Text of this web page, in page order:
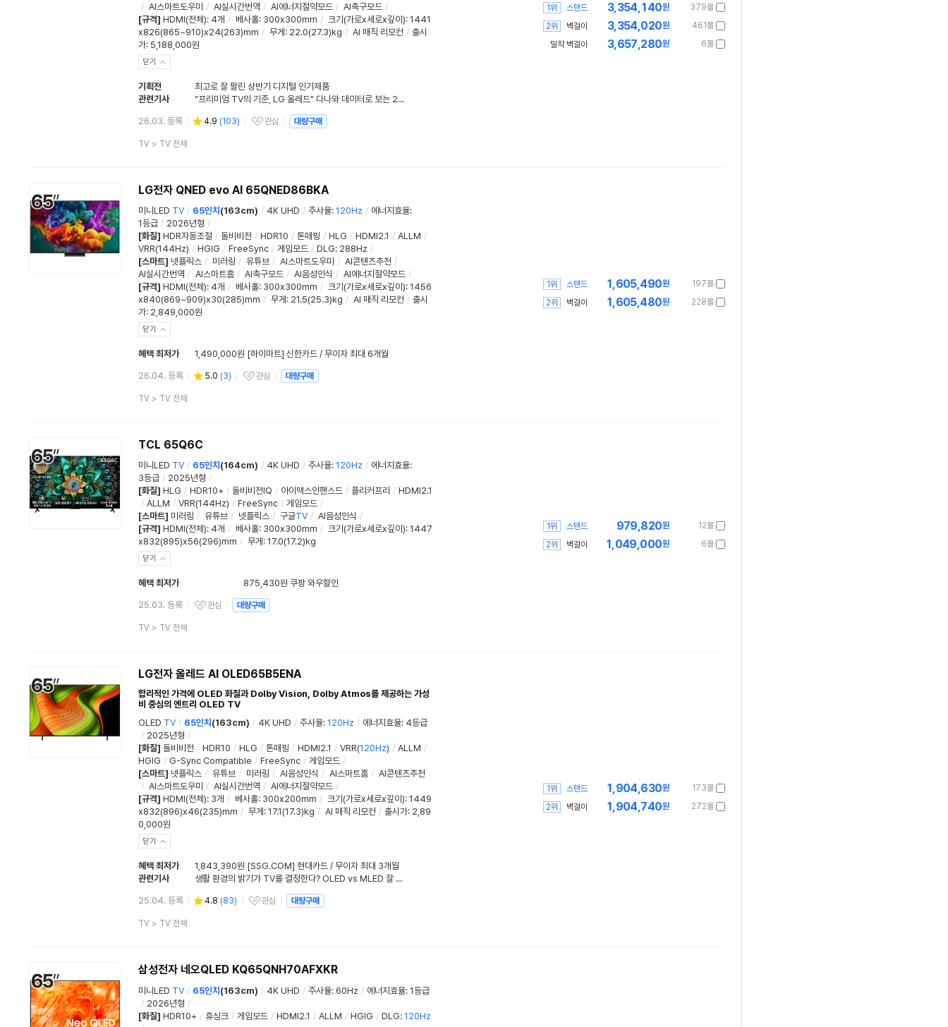
/ AI스마트도우미 / AI실시간번역 / AI에너지절약모드 / AI축구모드 /
[규격] HDMI(전체): 4개 / 베사홀: 300x300mm / 크기(가로x세로x깊이): 1441
x826(865~910)x24(263)mm / 무게 : 22.0(27.3)kg / AI 매직 리모컨 / 출시
가: 5,188,000원
닫기
기획전
최고로 잘 팔린 상반기 디지털 인기제품
관련기사
"프리미엄 TV의 기준, LG 올레드" 다나와 데이터로 보는 2026 TV 구매가이드
26.03. 등록 4.9 (103)
관심상품
관심 대량구매
상
TV> TV 전체
379몰
3,354,140원
1위
스탠드
461몰
3,354,020원
2위
벽걸이
6몰
3,657,280원
밀착 벽걸이
LG전자 QNED evo AI 65QNED86BKA
미니LED TV / 65인치 (163cm) / 4K UHD / 주사율: 120Hz / 에너지효율:
1등급 / 2026년형 /
[화질] HDR자동조절 / 돌비비전 / HDR10 / 톤매핑 / HLG / HDMI2.1 / ALLM /
VRR(144Hz) / HGIG / FreeSync / 게임모드 / DLG: 288Hz /
[스마트] 넷플릭스 / 미러링 / 유튜브 / AI스마트도우미 / AI콘텐츠추천 /
AI실시간번역 / AI스마트홈 / AI축구모드 / AI음성인식 / AI에너지절약모드 /
[규격] HDMI(전체): 4개 / 베사홀: 300x300mm / 크기(가로x세로x깊이): 1456
x840(869~909)x30(285)mm / 무게 : 21.5(25.3)kg / AI 매직 리모컨 / 출시
가: 2,849,000원
닫기
혜택 최저가 1,490,000원 [하이마트] 신한카드 / 무이자 최대 6개월
26.04. 등록 5.0 (3)
관심상품
관심 대량구매
상
TV> TV 전체
197몰
1,605,490원
1위
스탠드
228몰
1,605,480원
2위 벽걸이
TCL 65Q6C
미니LED TV / 65인치 (164cm) / 4K UHD / 주사율: 120Hz / 에너지효율:
3등급 / 2025년형 /
[화질] HLG / HDR10+ / 돌비비전IQ / 아이맥스인핸스드 / 플리커프리 / HDMI2.1
/ ALLM / VRR(144Hz) / FreeSync / 게임모드 /
[스마트] 미러링 / 유튜브 / 넷플릭스 / 구글TV / AI음성인식 /
[규격] HDMI(전체): 4개 / 베사홀: 300x300mm / 크기(가로x세로x깊이): 1447
x832(895)x56(296)mm / 무게 : 17.0(17.2)kg
닫기
혜택 최저가 875,430원 쿠팡 와우할인
25.03. 등록
관심상품
관심 대량구매
상
TV> TV 전체
12몰
979,820원
1위
스탠드
6몰
1,049,000원
2위 벽걸이
LG전자 올레드 AI OLED65B5ENA
합리적인 가격에 OLED 화질과 Dolby Vision, Dolby Atmos를 제공하는 가성
비 중심의 엔트리 OLED TV
OLED TV / 65인치 (163cm) / 4K UHD / 주사율: 120Hz / 에너지효율: 4등급
/ 2025년형 /
[화질] 돌비비전 / HDR10 / HLG / 톤매핑 / HDMI2.1 / VRR(120Hz) / ALLM /
HGIG / G-Sync Compatible / FreeSync / 게임모드 /
[스마트] 넷플릭스 / 유튜브 / 미러링 / AI음성인식 / AI스마트홈 / AI콘텐츠추천
/ AI스마트도우미 / AI실시간번역 / AI에너지절약모드 /
[규격] HDMI(전체): 3개 / 베사홀: 300x200mm / 크기(가로x세로x깊이): 1449
x832(896)x46(235)mm / 무게 : 17.1(17.3)kg / AI 매직 리모컨 / 출시가: 2,89
0,000원
닫기
혜택 최저가
1,843,390원 [SSG.COM] 현대카드 / 무이자 최대 3개월
관련기사
생활 환경의 밝기가 TV를 결정한다? OLED vs MLED 잘 선택하는 법
25.04. 등록 4.8 (83)
관심상품
관심 대량구매
상
TV> TV 전체
173몰
1,904,630원
1위
스탠드
272몰
1,904,740원
2위 벽걸이
삼성전자 네오QLED KQ65QNH70AFXKR
미니LED TV / 65인치 (163cm) / 4K UHD / 주사율: 60Hz / 에너지효율: 1등급
/ 2026년형 /
[화질] HDR10+ / 휴싱크 / 게임모드 / HDMI2.1 / ALLM / HGIG / DLG: 120Hz